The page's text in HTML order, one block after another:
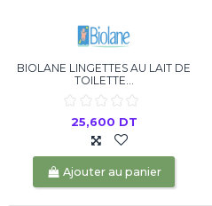
BIOLANE LINGETTES AU LAIT DE
TOILETTE...
25,600 DT
Ajouter au panier